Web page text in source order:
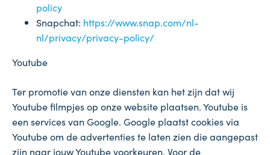
policy
Snapchat: https://www.snap.com/nl-
nl/privacy/privacy-policy/
Youtube
Ter promotie van onze diensten kan het zijn dat wij
Youtube filmpjes op onze website plaatsen. Youtube is
een services van Google. Google plaatst cookies via
Youtube om de advertenties te laten zien die aangepast
zijn naar jouw Youtube voorkeuren. Voor de